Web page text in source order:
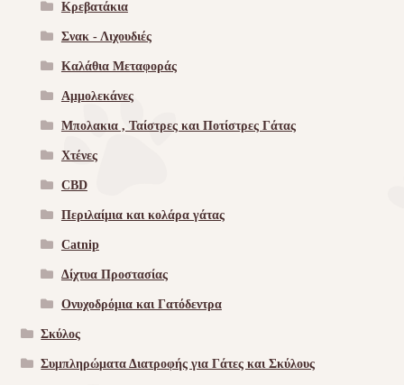
Κρεβατάκια
Σνακ - Λιχουδιές
Καλάθια Μεταφοράς
Αμμολεκάνες
Μπολακια , Ταίστρες και Ποτίστρες Γάτας
Χτένες
CBD
Περιλαίμια και κολάρα γάτας
Catnip
Δίχτυα Προστασίας
Ονυχοδρόμια και Γατόδεντρα
Σκύλος
Συμπληρώματα Διατροφής για Γάτες και Σκύλους